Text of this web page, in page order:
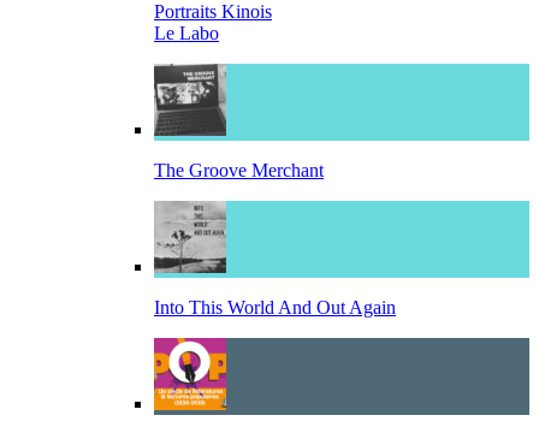
Portraits Kinois
Le Labo
The Groove Merchant
Into This World And Out Again